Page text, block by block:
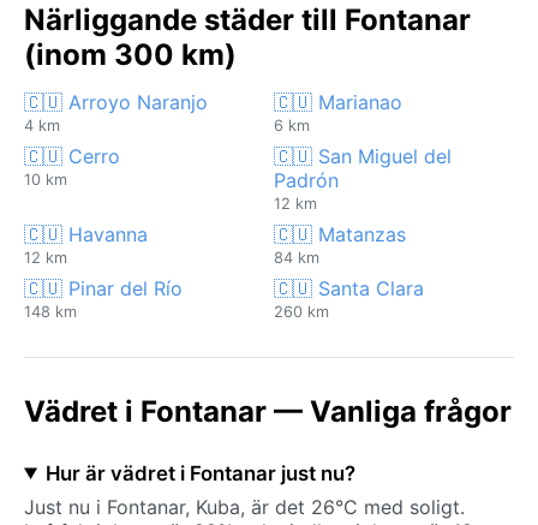
Närliggande städer till Fontanar
(inom 300 km)
🇨🇺 Arroyo Naranjo
4 km
🇨🇺 Marianao
6 km
🇨🇺 Cerro
10 km
🇨🇺 San Miguel del
Padrón
12 km
🇨🇺 Havanna
12 km
🇨🇺 Matanzas
84 km
🇨🇺 Pinar del Río
148 km
🇨🇺 Santa Clara
260 km
Vädret i Fontanar — Vanliga frågor
Hur är vädret i Fontanar just nu?
Just nu i Fontanar, Kuba, är det 26°C med soligt.